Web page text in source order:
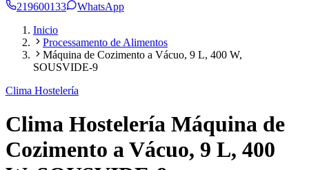
219600133
WhatsApp
Inicio
Processamento de Alimentos
Máquina de Cozimento a Vácuo, 9 L, 400 W,
SOUSVIDE-9
Clima Hostelería
Clima Hostelería Máquina de
Cozimento a Vácuo, 9 L, 400